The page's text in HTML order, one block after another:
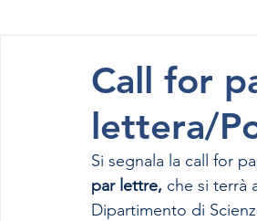
Call for
lettera/
Si segnala la call for
par lettre, che si terrà
Dipartimento di